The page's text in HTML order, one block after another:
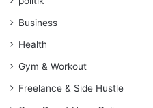
Business
Health
Gym & Workout
Freelance & Side Hustle